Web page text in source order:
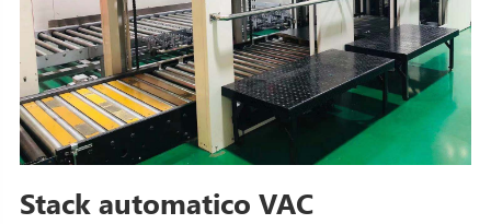
Stack automatico VAC